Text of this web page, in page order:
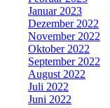
Januar 2023
Dezember 2022
November 2022
Oktober 2022
September 2022
August 2022
Juli 2022
Juni 2022